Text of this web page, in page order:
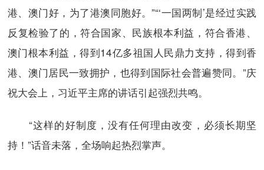
港、澳门好，为了港澳同胞好。”“‘一国两制’是经过实践
反复检验了的，符合国家、民族根本利益，符合香港、
澳门根本利益，得到14亿多祖国人民鼎力支持，得到香
港、澳门居民一致拥护，也得到国际社会普遍赞同。”庆
祝大会上，习近平主席的讲话引起强烈共鸣。
“这样的好制度，没有任何理由改变，必须长期坚
持！”话音未落，全场响起热烈掌声。